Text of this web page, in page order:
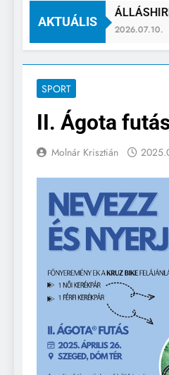
AKTUÁLIS
2026.07.10.
SPORT
II. Ágota
Molnár Krisztián